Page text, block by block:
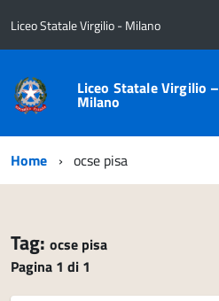
Liceo Statale Virgilio - Milano
Liceo Statale Virgilio –
Milano
Home ocse pisa
Tag: ocse pisa
Pagina 1 di 1